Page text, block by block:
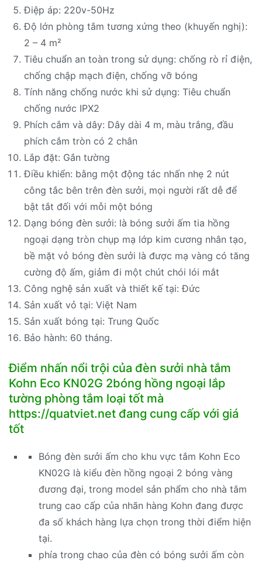
Điệp áp: 220v-50Hz
Độ lớn phòng tắm tương xứng theo (khuyến nghị):
2 – 4 m²
Tiêu chuẩn an toàn trong sử dụng: chống rò rỉ điện,
chống chập mạch điện, chống vỡ bóng
Tính năng chống nước khi sử dụng: Tiêu chuẩn
chống nước IPX2
Phích cắm và dây: Dây dài 4 m, màu trắng, đầu
phích cắm tròn có 2 chân
Lắp đặt: Gắn tường
Điều khiển: bằng một động tác nhấn nhẹ 2 nút
công tắc bên trên đèn sưởi, mọi người rất dễ để
bật tắt đối với mỗi một bóng
Dạng bóng đèn sưởi: là bóng sưởi ấm tia hồng
ngoại dạng tròn chụp mạ lớp kim cương nhân tạo,
bề mặt vỏ bóng đèn sưởi là được mạ vàng có tăng
cường độ ấm, giảm đi một chút chói lói mắt
Công nghệ sản xuất và thiết kế tại: Đức
Sản xuất vỏ tại: Việt Nam
Sản xuất bóng tại: Trung Quốc
Bảo hành: 60 tháng.
Điểm nhấn nổi trội của đèn sưởi nhà tắm
Kohn Eco KN02G 2bóng hồng ngoại lắp
tường phòng tắm loại tốt mà
https://quatviet.net đang cung cấp với giá
tốt
Bóng đèn sưởi ấm cho khu vực tắm Kohn Eco
KN02G là kiểu đèn hồng ngoại 2 bóng vàng
đương đại, trong model sản phẩm cho nhà tắm
trung cao cấp của nhãn hàng Kohn đang được
đa số khách hàng lựa chọn trong thời điểm hiện
tại.
phía trong chao của đèn có bóng sưởi ấm còn